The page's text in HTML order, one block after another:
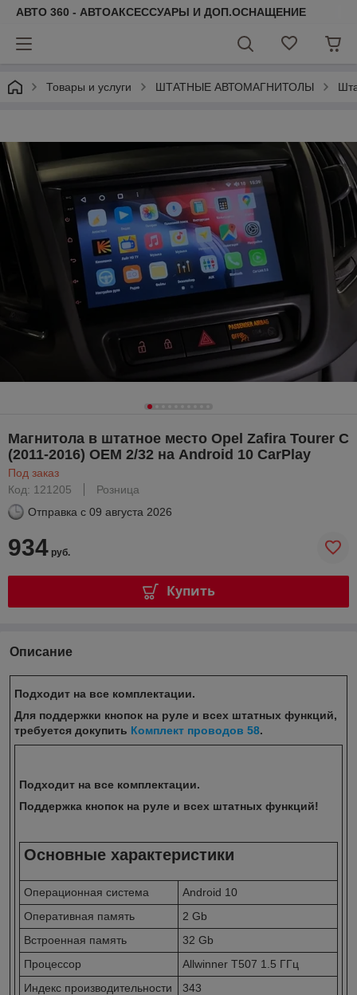
АВТО 360 - АВТОАКСЕССУАРЫ И ДОП.ОСНАЩЕНИЕ
Товары и услуги ШТАТНЫЕ АВТОМАГНИТОЛЫ
Магнитола в штатное место Opel Zafira Tourer С
(2011-2016) OEM 2/32 на Android 10 CarPlay
Под заказ
Код: 121205
Розница
Отправка с 09 августа 2026
934 руб.
Купить
Описание
Подходит на все комплектации.
Для поддержки кнопок на руле и всех штатных функций,
требуется докупить Комплект проводов 58.
Подходит на все комплектации.
Поддержка кнопок на руле и всех штатных функций!
Основные характеристики
Операционная система
Android 10
Оперативная память
2 Gb
Встроенная память
32 Gb
Процессор
Allwinner T507 1.5 ГГц
Индекс производительности
343